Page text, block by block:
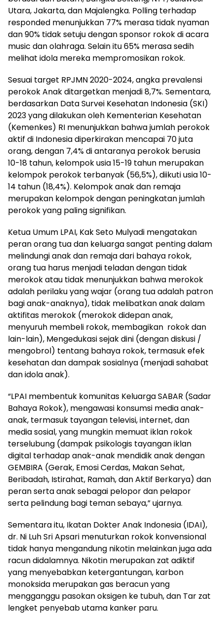
Utara, Jakarta, dan Majalengka. Polling terhadap
responded menunjukkan 77% merasa tidak nyaman
dan 90% tidak setuju dengan sponsor rokok di acara
music dan olahraga. Selain itu 65% merasa sedih
melihat idola mereka mempromosikan rokok.
Sesuai target RPJMN 2020-2024, angka prevalensi
perokok Anak ditargetkan menjadi 8,7%. Sementara,
berdasarkan Data Survei Kesehatan Indonesia (SKI)
2023 yang dilakukan oleh Kementerian Kesehatan
(Kemenkes) RI menunjukkan bahwa jumlah perokok
aktif di Indonesia diperkirakan mencapai 70 juta
orang, dengan 7,4% di antaranya perokok berusia
10-18 tahun, kelompok usia 15-19 tahun merupakan
kelompok perokok terbanyak (56,5%), diikuti usia 10-
14 tahun (18,4%). Kelompok anak dan remaja
merupakan kelompok dengan peningkatan jumlah
perokok yang paling signifikan.
Ketua Umum LPAI, Kak Seto Mulyadi mengatakan
peran orang tua dan keluarga sangat penting dalam
melindungi anak dan remaja dari bahaya rokok,
orang tua harus menjadi teladan dengan tidak
merokok atau tidak menunjukkan bahwa merokok
adalah perilaku yang wajar (orang tua adalah patron
bagi anak-anaknya), tidak melibatkan anak dalam
aktifitas merokok (merokok didepan anak,
menyuruh membeli rokok, membagikan rokok dan
lain-lain), Mengedukasi sejak dini (dengan diskusi /
mengobrol) tentang bahaya rokok, termasuk efek
kesehatan dan dampak sosialnya (menjadi sahabat
dan idola anak).
“LPAI membentuk komunitas Keluarga SABAR (Sadar
Bahaya Rokok), mengawasi konsumsi media anak-
anak, termasuk tayangan televisi, internet, dan
media sosial, yang mungkin memuat iklan rokok
terselubung (dampak psikologis tayangan iklan
digital terhadap anak-anak mendidik anak dengan
GEMBIRA (Gerak, Emosi Cerdas, Makan Sehat,
Beribadah, Istirahat, Ramah, dan Aktif Berkarya) dan
peran serta anak sebagai pelopor dan pelapor
serta pelindung bagi teman sebaya,” ujarnya.
Sementara itu, Ikatan Dokter Anak Indonesia (IDAI),
dr. Ni Luh Sri Apsari menuturkan rokok konvensional
tidak hanya mengandung nikotin melainkan juga ada
racun didalamnya. Nikotin merupakan zat adiktif
yang menyebabkan ketergantungan, karbon
monoksida merupakan gas beracun yang
mengganggu pasokan oksigen ke tubuh, dan Tar zat
lengket penyebab utama kanker paru.